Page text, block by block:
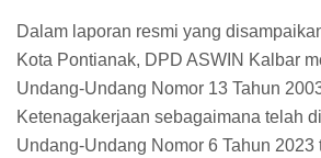
Dalam laporan resmi yang
Kota Pontianak, DPD ASWIN Kalbar
Undang-Undang Nomor 13 Tahun
Ketenagakerjaan sebagaimana telah
Undang-Undang Nomor 6 Tahun 2023